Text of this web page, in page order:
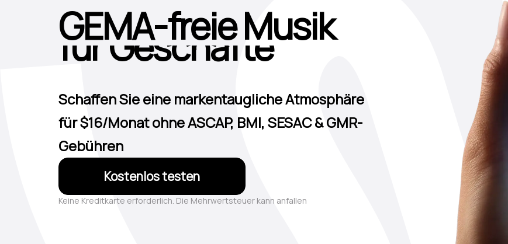
GEMA-freie Musik
für Restaurants
für Schönheitszentren
für Cafés
für Bars und Kneipen
für Hotels
Schaffen Sie eine markentaugliche Atmosphäre
für $16/Monat ohne ASCAP, BMI, SESAC & GMR-
Gebühren
Kostenlos testen
Keine Kreditkarte erforderlich. Die Mehrwertsteuer kann anfallen